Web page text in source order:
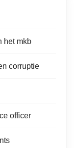
het mkb
corruptie
officer